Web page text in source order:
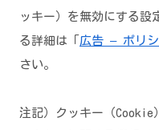
ッキー）を無効にする設
る詳細は「 広告 – ポリ
さい。
注記）クッキー（Cookie